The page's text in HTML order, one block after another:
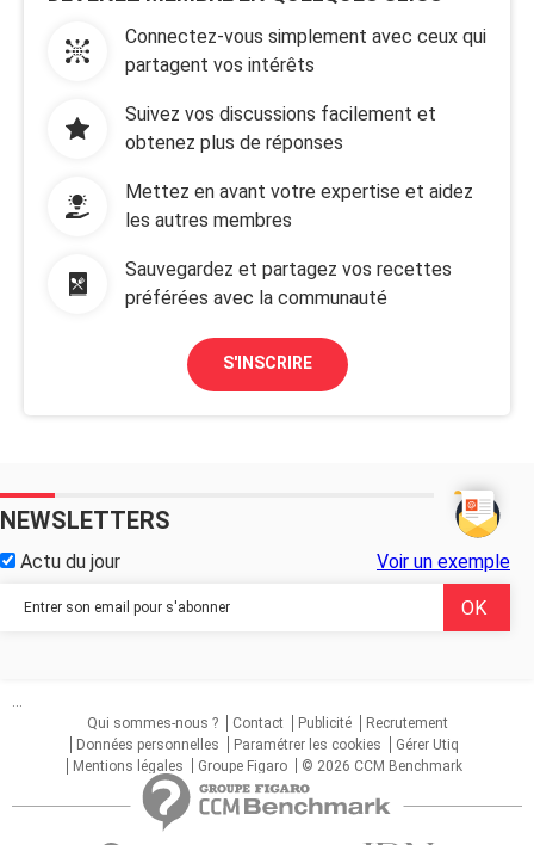
Connectez-vous simplement avec ceux qui
partagent vos intérêts
Suivez vos discussions facilement et
obtenez plus de réponses
Mettez en avant votre expertise et aidez
les autres membres
Sauvegardez et partagez vos recettes
préférées avec la communauté
S'INSCRIRE
NEWSLETTERS
Actu du jour Voir un exemple
...
Qui sommes-nous ?
Contact Publicité
Recrutement
Données personnelles
Paramétrer les cookies
Gérer Utiq
Mentions légales
Groupe Figaro © 2026 CCM Benchmark